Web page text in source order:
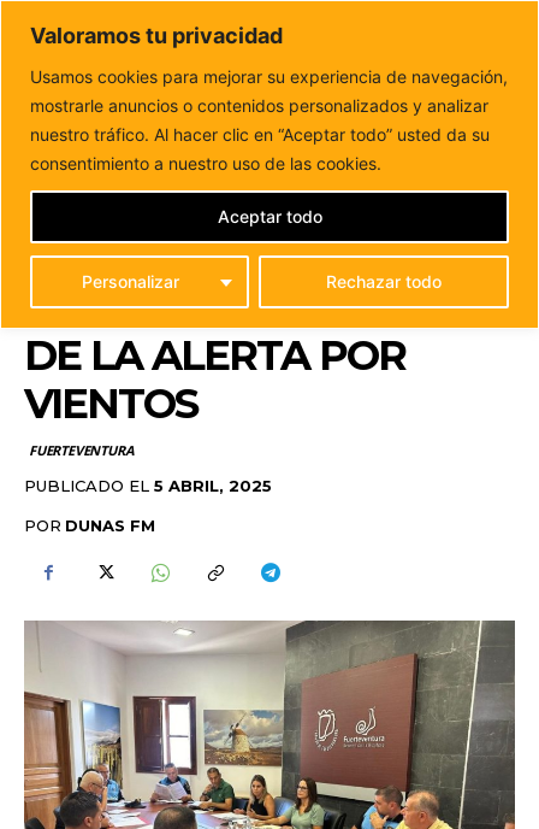
Valoramos tu privacidad
Usamos cookies para mejorar su experiencia de navegación,
mostrarle anuncios o contenidos personalizados y analizar
nuestro tráfico. Al hacer clic en “Aceptar todo” usted da su
consentimiento a nuestro uso de las cookies.
Personalizar Rechazar todo
Aceptar todo
DUNAS FM
Tu informacion de forma cercana
Inicio FUERTEVENTURA
El Cabildo de Fuerteventura
desactiva el PEIN tras la finalización de la...
EL CABILDO DE
FUERTEVENTURA
DESACTIVA EL PEIN
TRAS LA FINALIZACIÓN
DE LA ALERTA POR
VIENTOS
FUERTEVENTURA
PUBLICADO EL 5 ABRIL, 2025
POR DUNAS FM